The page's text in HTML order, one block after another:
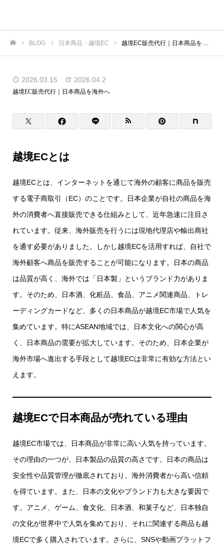
BLOG 日本商品・越境EC 越境EC販売代行｜日本商品を海外へ
2026.03.15 2026.04.2
越境EC販売代行｜日本商品を海外へ
越境ECとは
越境ECとは、インターネットを通じて海外の顧客に商品を販売
する電子商取引（EC）のことです。日本企業が自社の商品を海
外の消費者へ直接販売できる仕組みとして、近年急速に注目さ
れています。従来、海外販売を行うには現地代理店や輸出商社
を通す必要がありました。しかし越境ECを活用すれば、自社で
海外顧客へ商品を販売することが可能になります。日本の商品
は品質が高く、海外では「日本製」というブランド力がありま
す。そのため、日本酒、化粧品、食品、アニメ関連商品、トレ
ーディングカードなど、多くの日本商品が越境EC市場で人気を
集めています。特にASEAN地域では、日本文化への関心が高
く、日本商品の需要が拡大しています。そのため、日本企業が
海外市場へ進出する手段として越境ECは非常に有効な方法とい
えます。
越境ECで日本商品が売れている理由
越境EC市場では、日本商品が非常に高い人気を持っています。
その理由の一つが、日本製品の品質の高さです。日本の商品は
安全性や品質管理が徹底されており、海外消費者から高い信頼
を得ています。また、日本の文化やブランド力も大きな要因で
す。アニメ、ゲーム、食文化、日本酒、和菓子など、日本独自
の文化が世界中で人気を集めており、それに関連する商品も越
境ECで多く購入されています。さらに、SNSや動画プラットフ